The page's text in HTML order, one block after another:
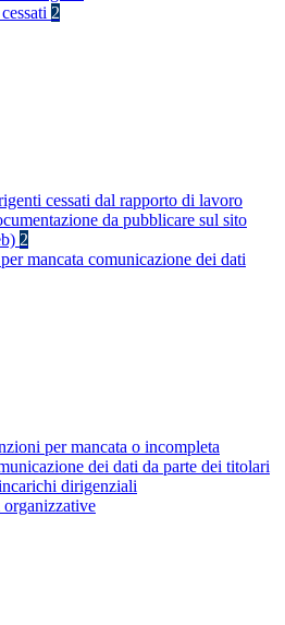
2
cessati dal rapporto di lavoro
da pubblicare sul sito
2
mancata comunicazione dei dati
per mancata o incompleta
dei dati da parte dei titolari
dirigenziali